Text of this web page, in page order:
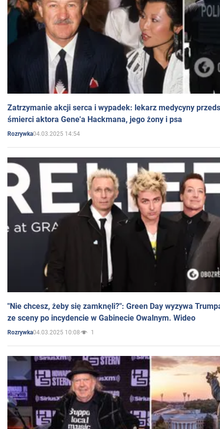
Zatrzymanie akcji serca i wypadek: lekarz medycyny
śmierci aktora Gene'a Hackmana, jego żony i psa
Rozrywka04.03.2025 14:54
"Nie chcesz, żeby się zamknęli?": Green Day wyzywa
ze sceny po incydencie w Gabinecie Owalnym. Wideo
Rozrywka04.03.2025 10:08 1